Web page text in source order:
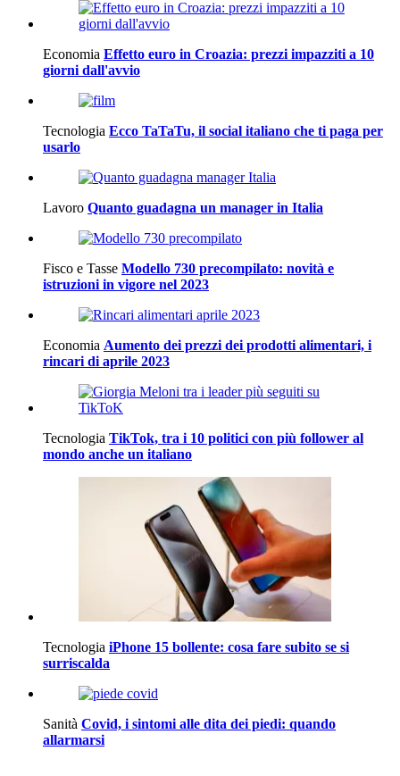
Economia Effetto euro in Croazia: prezzi impazziti a 10
giorni dall'avvio
Tecnologia Ecco TaTaTu, il social italiano che ti paga per
usarlo
Lavoro Quanto guadagna un manager in Italia
Fisco e Tasse Modello 730 precompilato: novità e
istruzioni in vigore nel 2023
Economia Aumento dei prezzi dei prodotti alimentari, i
rincari di aprile 2023
Tecnologia TikTok, tra i 10 politici con più follower al
mondo anche un italiano
Tecnologia iPhone 15 bollente: cosa fare subito se si
surriscalda
Sanità Covid, i sintomi alle dita dei piedi: quando
allarmarsi